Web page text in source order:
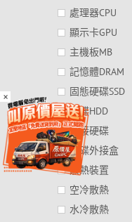
×
處理器CPU
顯示卡GPU
主機板MB
記憶體DRAM
固態硬碟SSD
硬碟HDD
外接硬碟
硬碟外接盒
散熱裝置
空冷散熱
水冷散熱